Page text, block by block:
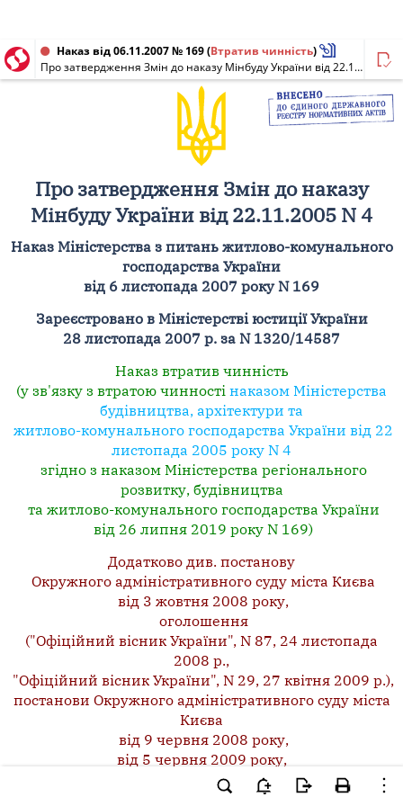
Наказ від 06.11.2007 № 169(Втратив чинність)
Про затвердження Змін до наказу Мінбуду України від 22.11.2005 N 4